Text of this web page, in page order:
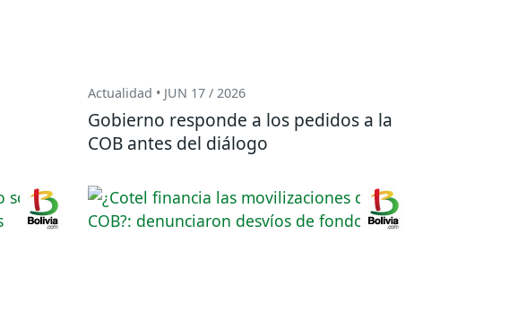
Actualidad • JUN 17 / 2026
Gobierno responde a los pedidos a la
COB antes del diálogo